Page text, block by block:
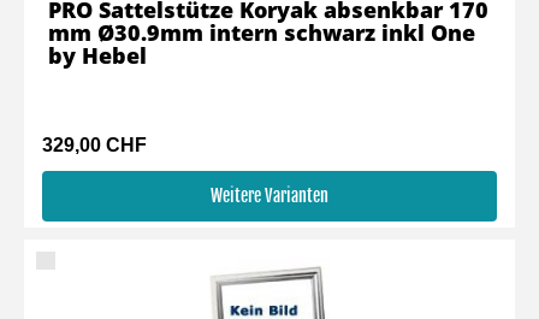
329,00 CHF
Weitere Varianten
PRO Sattelstütze Koryak absenkbar 170
mm Ø30.9mm intern schwarz inkl One
by Hebel